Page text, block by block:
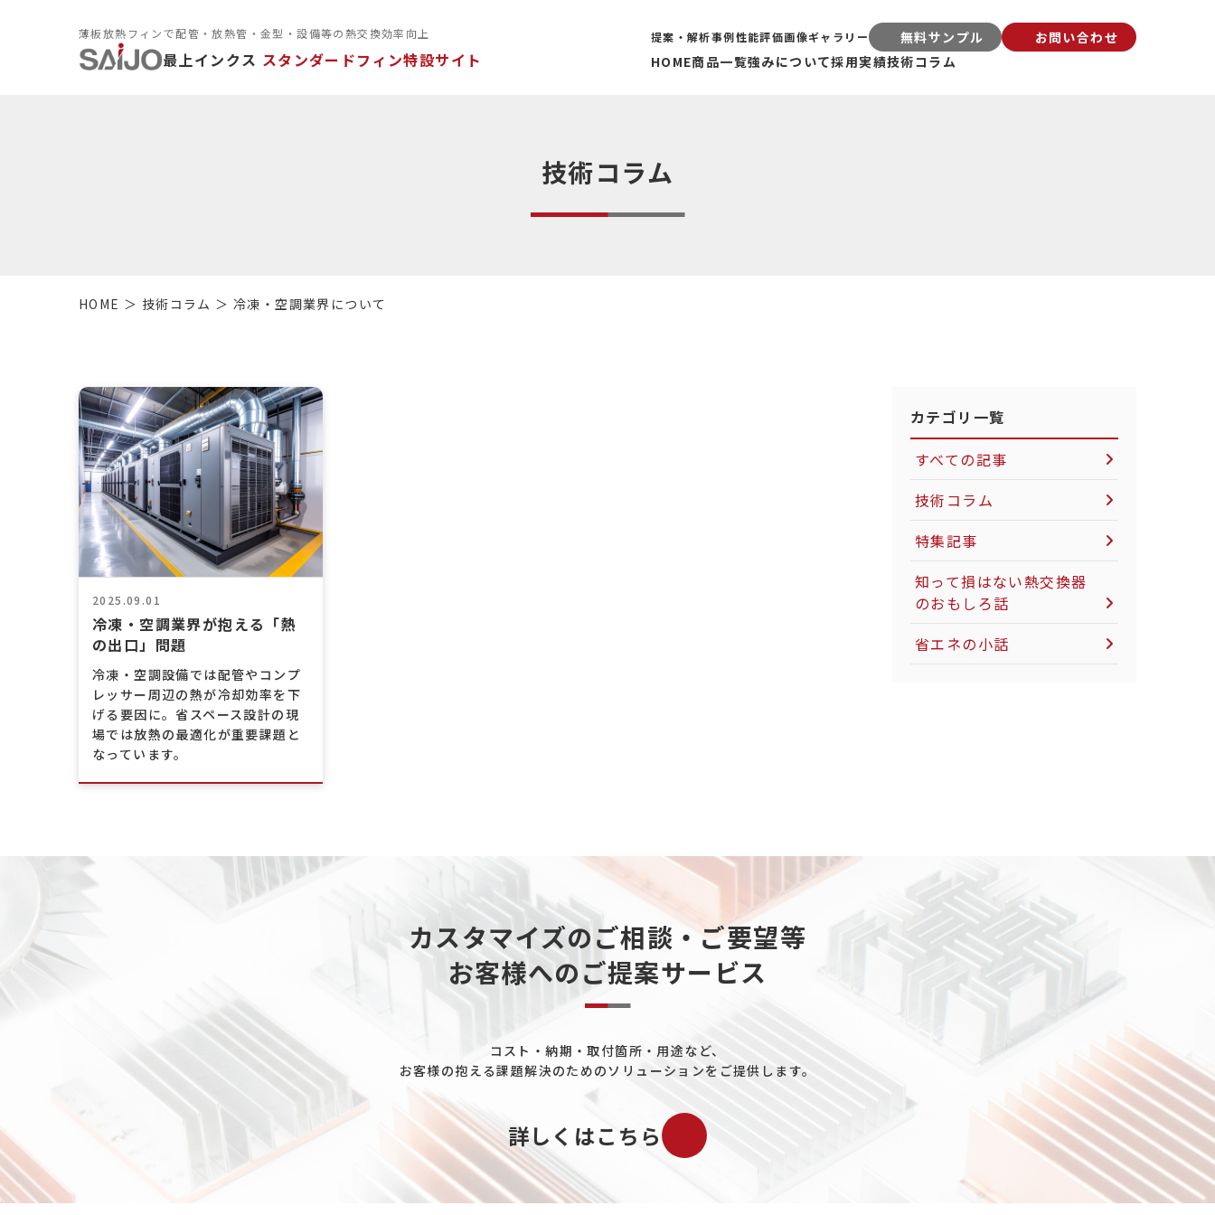
薄板放熱フィンで配管・放熱管・金型・設備等の熱交換効率向上
最上インクス スタンダードフィン特設サイト HOME商品一覧強みについて採用実績技術コラム
提案・解析事例性能評価画像ギャラリー 無料サンプル お問い合わせ
技術コラム
HOME 技術コラム 冷凍・空調業界について
2025.09.01
冷凍・空調業界が抱える「熱
の出口」問題
冷凍・空調設備では配管やコンプ
レッサー周辺の熱が冷却効率を下
げる要因に。省スペース設計の現
場では放熱の最適化が重要課題と
なっています。
カテゴリ一覧
すべての記事
技術コラム
空気圧制御機器について
LNG市場について
社会インフラについて
電力インフラについて
ペルチェ素子について
工場ユーティリティ配管に
既設プラントの配管冷却
バイオマス市場について
ガスについて
エロフィンの置き換えに
保全（メンテナンス）市
特集記事
知って損はない熱交換器
のおもしろ話
省エネの小話
カスタマイズのご相談・ご要望等
お客様へのご提案サービス
コスト・納期・取付箇所・用途など、
お客様の抱える課題解決のためのソリューションをご提供します。
詳しくはこちら